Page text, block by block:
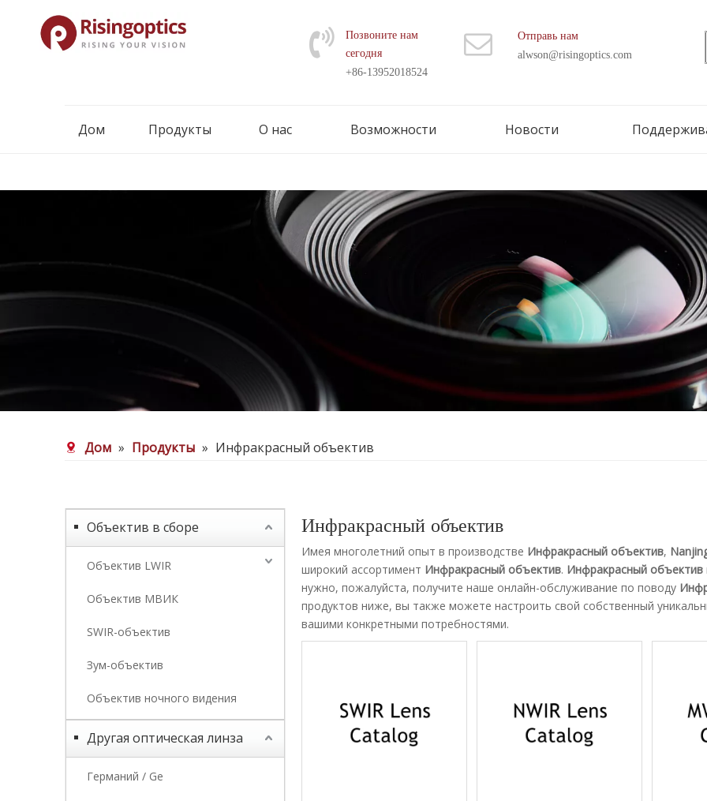
Позвоните нам
сегодня
+86-13952018524
Отправь нам
alwson@risingoptics.com
Дом Продукты О нас Возможности Новости
Дом » Продукты » Инфракрасный объектив
Объектив в сборе
Объектив LWIR
Объектив МВИК
SWIR-объектив
Зум-объектив
Объектив ночного видения
Другая оптическая линза
Германий / Ge
Инфракрасный объектив
Имея многолетний опыт в производстве Инфракрасный объектив,
широкий ассортимент Инфракрасный объектив. Инфракрасный объектив
нужно, пожалуйста, получите наше онлайн-обслуживание по поводу
продуктов ниже, вы также можете настроить свой собственный
вашими конкретными потребностями.